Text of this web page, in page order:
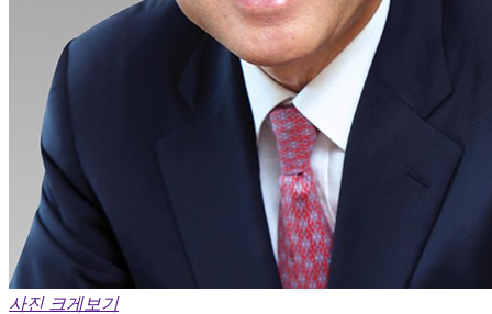
사진 크게보기